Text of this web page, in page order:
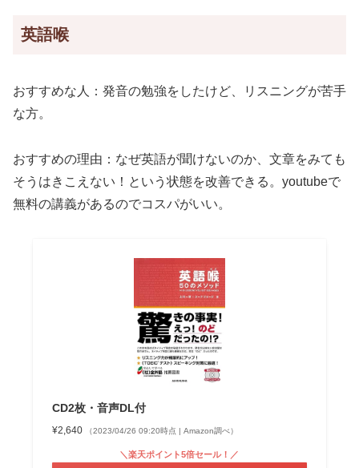
英語喉
おすすめな人：発音の勉強をしたけど、リスニングが苦手
な方。
おすすめの理由：なぜ英語が聞けないのか、文章をみても
そうはきこえない！という状態を改善できる。youtubeで
無料の講義があるのでコスパがいい。
CD2枚・音声DL付
¥2,640 （2023/04/26 09:20時点 | Amazon調べ）
＼楽天ポイント5倍セール！／